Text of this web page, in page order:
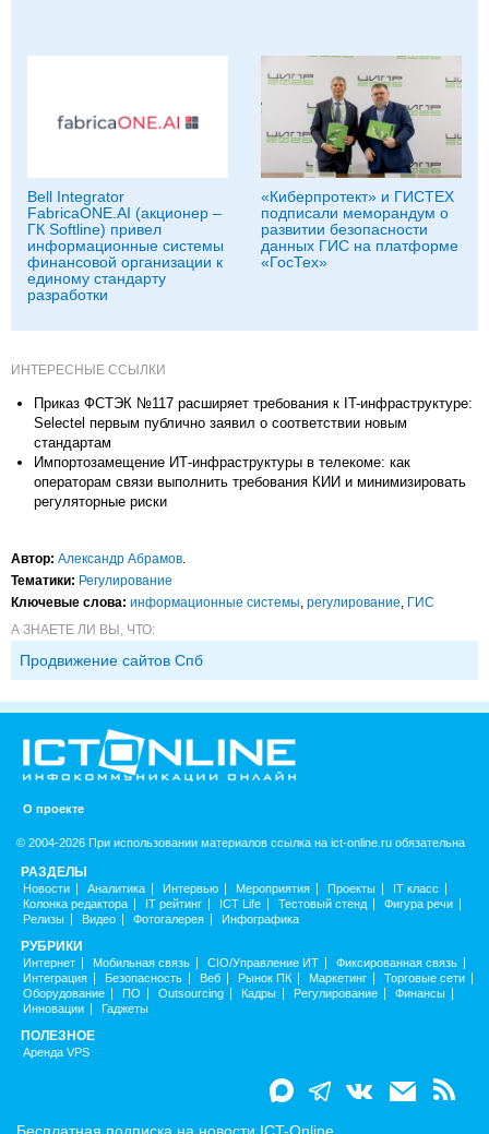
Bell Integrator
FabricaONE.AI (акционер –
ГК Softline) привел
информационные системы
финансовой организации к
единому стандарту
разработки
«Киберпротект» и ГИСТЕХ
подписали меморандум о
развитии безопасности
данных ГИС на платформе
«ГосТех»
ИНТЕРЕСНЫЕ ССЫЛКИ
Приказ ФСТЭК №117 расширяет требования к IT-инфраструктуре:
Selectel первым публично заявил о соответствии новым
стандартам
Импортозамещение ИТ-инфраструктуры в телекоме: как
операторам связи выполнить требования КИИ и минимизировать
регуляторные риски
Автор: Александр Абрамов.
Тематики: Регулирование
Ключевые слова: информационные системы, регулирование, ГИС
А ЗНАЕТЕ ЛИ ВЫ, ЧТО:
Продвижение сайтов Спб
О проекте
© 2004-2026 При использовании материалов ссылка на ict-online.ru обязательна
РАЗДЕЛЫ
Новости Аналитика Интервью Мероприятия Проекты
IT класс
Колонка редактора
IT рейтинг ICT Life Тестовый стенд
Фигура речи
Релизы
Видео Фотогалерея Инфографика
РУБРИКИ
Интернет Мобильная связь CIO/Управление ИТ
Фиксированная связь
Интеграция
Безопасность Веб Рынок ПК Маркетинг
Торговые сети
Оборудование
ПО Outsourcing Кадры Регулирование
Финансы
Инновации
Гаджеты
ПОЛЕЗНОЕ
Аренда VPS